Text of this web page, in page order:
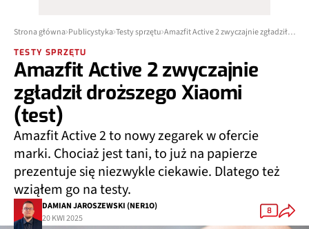
Strona główna Publicystyka Testy sprzętu Amazfit Active 2 zwyczajnie zgładził droższego Xiaomi (test)
TESTY SPRZĘTU
Amazfit Active 2 zwyczajnie
zgładził droższego Xiaomi
(test)
Amazfit Active 2 to nowy zegarek w ofercie
marki. Chociaż jest tani, to już na papierze
prezentuje się niezwykle ciekawie. Dlatego też
wziąłem go na testy.
DAMIAN JAROSZEWSKI (NER1O)
20 KWI 2025
8